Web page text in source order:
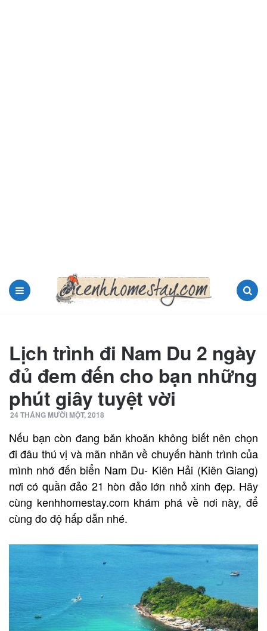
Lịch trình đi Nam Du 2 ngày
đủ đem đến cho bạn những
phút giây tuyệt vời
24 THÁNG MƯỜI MỘT, 2018
Nếu bạn còn đang băn khoăn không biết nên chọn
đi đâu thú vị và mãn nhãn về chuyến hành trình của
mình nhớ đến biển Nam Du- Kiên Hải (Kiên Giang)
nơi có quần đảo 21 hòn đảo lớn nhỏ xinh đẹp. Hãy
cùng kenhhomestay.com khám phá về nơi này, để
cùng đo độ hấp dẫn nhé.